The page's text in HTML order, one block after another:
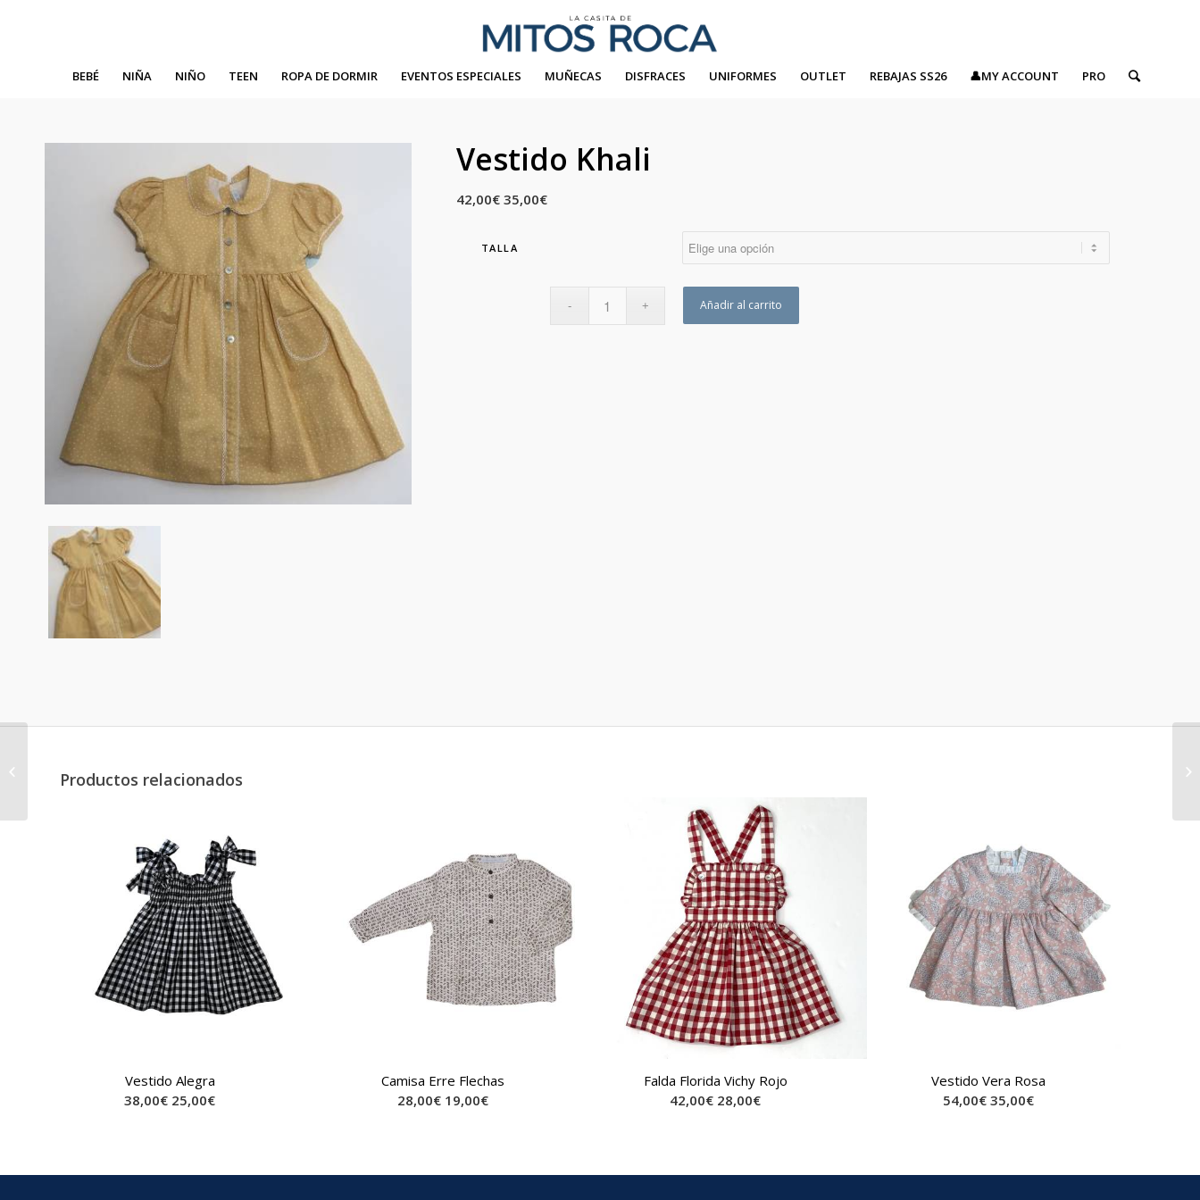
BEBÉ NIÑA NIÑO TEEN ROPA DE DORMIR EVENTOS ESPECIALES MUÑECAS DISFRACES UNIFORMES OUTLET REBAJAS SS26 👤MY ACCOUNT PRO
Vestido Khali
42,00€ 35,00€
TALLA
Añadir al carrito
Productos relacionados
Vestido Alegra
38,00€ 25,00€
Camisa Erre Flechas
28,00€ 19,00€
Falda Florida Vichy Rojo
42,00€ 28,00€
Vestido Vera Rosa
54,00€ 35,00€
Blusón Toronto